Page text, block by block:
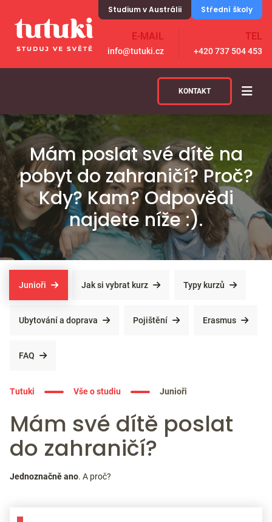
Studium v Austrálii Střední školy
E-MAIL
info@tutuki.cz
TEL
+420 737 504 453
KONTAKT
Mám poslat své dítě na
pobyt do zahraničí? Proč?
Kdy? Kam? Odpovědi
najdete níže :).
Junioři Jak si vybrat kurz Typy kurzů
Ubytování a doprava Pojištění Erasmus
FAQ
Tutuki Vše o studiu Junioři
Mám své dítě poslat
do zahraničí?
Jednoznačně ano. A proč?